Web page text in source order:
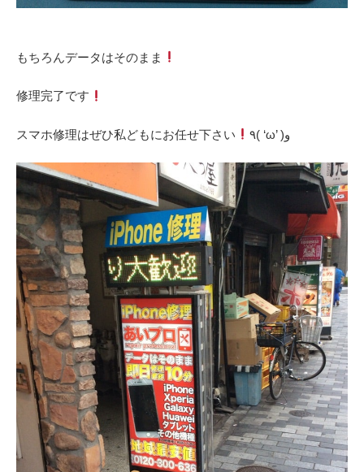
‎もちろんデータはそのまま
‎修理完了です
‎スマホ修理はぜひ私どもにお任せ下さい ٩( ‘ω’ )و